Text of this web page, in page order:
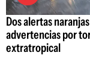
Dos alertas
advertencias por
extratropical